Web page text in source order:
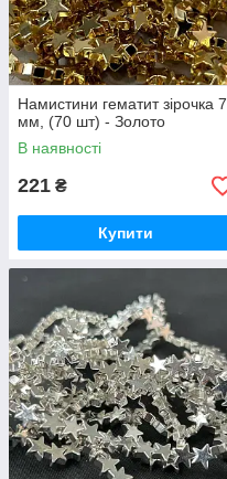
Намистини гематит зірочка 7
мм, (70 шт) - Золото
В наявності
221 ₴
Купити